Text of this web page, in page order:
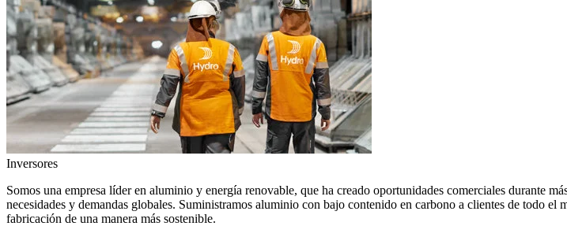
Inversores
Somos una empresa líder en aluminio y energía renovable, que ha creado oportunidades comerciales durante
necesidades y demandas globales. Suministramos aluminio con bajo contenido en carbono a clientes de todo
fabricación de una manera más sostenible.